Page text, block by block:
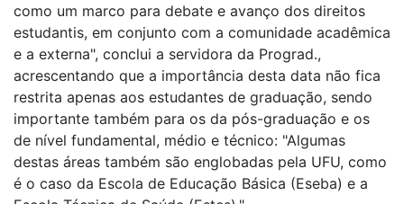
como um marco para debate e avanço dos direitos
estudantis, em conjunto com a comunidade acadêmica
e a externa", conclui a servidora da Prograd.,
acrescentando que a importância desta data não fica
restrita apenas aos estudantes de graduação, sendo
importante também para os da pós-graduação e os
de nível fundamental, médio e técnico: "Algumas
destas áreas também são englobadas pela UFU, como
é o caso da Escola de Educação Básica (Eseba) e a